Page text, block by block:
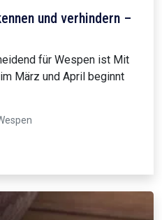
und verhindern –
für Wespen ist Mit
März und April beginnt